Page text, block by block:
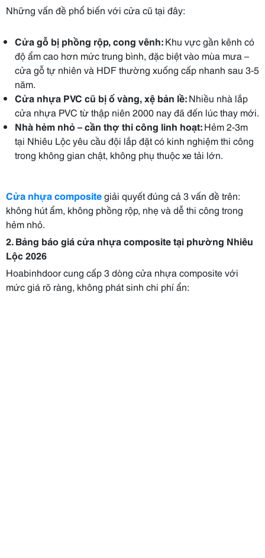
Những vấn đề phổ biến với cửa cũ tại đây:
Cửa gỗ bị phồng rộp, cong vênh:Khu vực gần kênh có
độ ẩm cao hơn mức trung bình, đặc biệt vào mùa mưa –
cửa gỗ tự nhiên và HDF thường xuống cấp nhanh sau 3-5
năm.
Cửa nhựa PVC cũ bị ố vàng, xệ bản lề:Nhiều nhà lắp
cửa nhựa PVC từ thập niên 2000 nay đã đến lúc thay mới.
Nhà hẻm nhỏ – cần thợ thi công linh hoạt:Hẻm 2-3m
tại Nhiêu Lộc yêu cầu đội lắp đặt có kinh nghiệm thi công
trong không gian chật, không phụ thuộc xe tải lớn.
Cửa nhựa compositegiải quyết đúng cả 3 vấn đề trên:
không hút ẩm, không phồng rộp, nhẹ và dễ thi công trong
hẻm nhỏ.
2. Bảng báo giá cửa nhựa composite tại phường Nhiêu
Lộc 2026
Hoabinhdoor cung cấp 3 dòng cửa nhựa composite với
mức giá rõ ràng, không phát sinh chi phí ẩn: